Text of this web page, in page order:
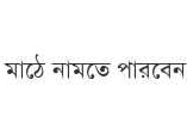
নামতে পারবেন